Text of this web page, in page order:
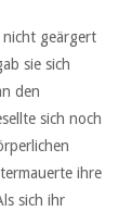
nicht geärgert
sie sich
den
sich noch
ihre
sich ihr